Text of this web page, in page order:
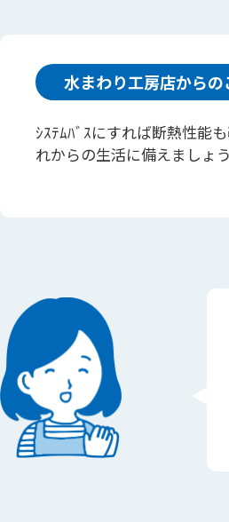
水まわり工房店からの
ｼｽﾃﾑﾊﾞｽにすれば断熱性能
れからの生活に備えましょう